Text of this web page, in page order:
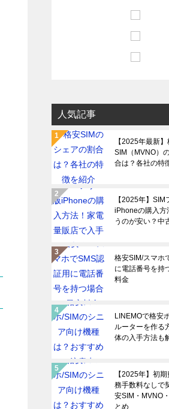
人気記事
【2025年最新
SIM（MVNO）
合は？各社の特
【2025年】SIM
iPhoneの購入方
うのが安い？中
格安SIM/スマホ
に電話番号を持
料金
LINEMOで格安
ルーターを作る
体の入手方法も
【2025年】初
務手数料なしで
安SIM・MVNO
とめ